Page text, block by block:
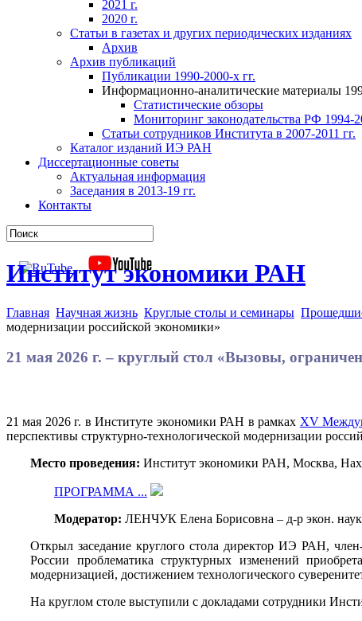
2021 г.
2020 г.
Статьи в газетах и других периодических изданиях
Архив
Архив публикаций
Публикации 1990-2000-х гг.
Информационно-аналитические материалы
Статистические обзоры
Мониторинг законодательства РФ 1994-
Статьи сотрудников Института в 2007-2011 гг.
Каталог изданий ИЭ РАН
Диссертационные советы
Актуальная информация
Заседания в 2013-19 гг.
Контакты
Институт экономики РАН
Главная Научная жизнь Круглые столы и семинары
модернизации российской экономики»
21 мая 2026 г. – круглый стол «Вызовы,
21 мая 2026 г. в Институте экономики РАН в рамках XV
перспективы структурно-технологической модернизации
Место проведения: Институт экономики РАН, Москва,
ПРОГРАММА ...
Модератор: ЛЕНЧУК Елена Борисовна – д-р экон.
Открыл заседание круглого стола директор ИЭ РАН,
России проблематика структурных изменений
модернизацией, достижением технологического
На круглом столе выступили с докладами сотрудники